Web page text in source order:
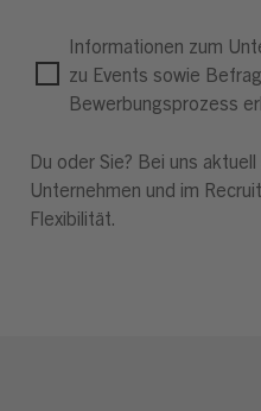
Informationen zum
zu Events sowie
Bewerbungsprozess
Du oder Sie? Bei uns
Unternehmen und im
Flexibilität.